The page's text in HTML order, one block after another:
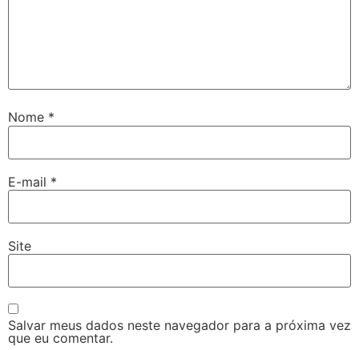
Nome *
E-mail *
Site
Salvar meus dados neste navegador para a próxima vez
que eu comentar.